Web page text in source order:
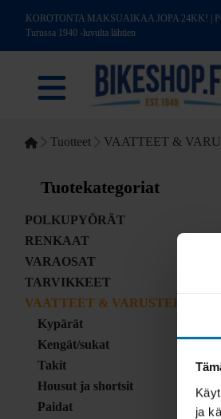
ja
KOROTONTA MAKSUAIKAA JOPA 24KK! |
Turussa 1940 -luvulta lähtien
Tuotteet VAATTEET &
Tuotekategoriat
POLKUPYÖRÄT
RENKAAT
VARAOSAT
TARVIKKEET
VAATTEET & VARUSTEET
Kypärät
Kengät/sukat
Takit
Housut ja shortsit
Paidat